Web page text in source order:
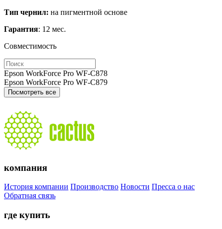
Тип чернил: на пигментной основе
Гарантия: 12 мес.
Совместимость
Epson WorkForce Pro WF-C878
Epson WorkForce Pro WF-C879
Посмотреть все
компания
История компании Производство Новости Пресса о нас
Обратная связь
где купить